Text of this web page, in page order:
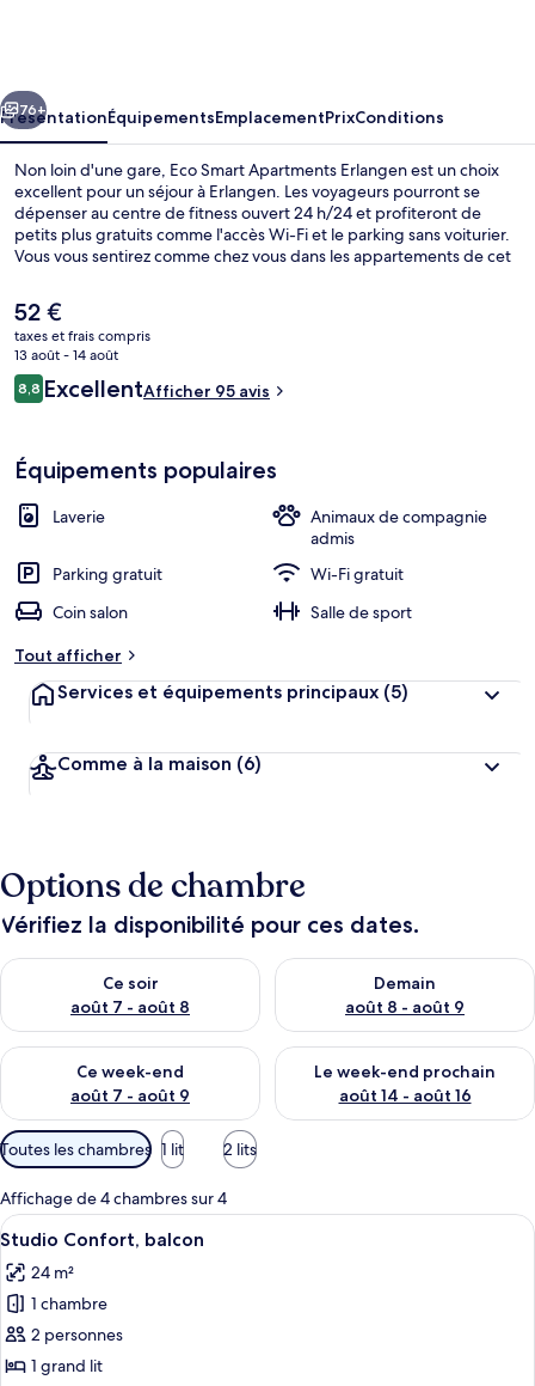
Suivant
76+
PrésentationÉquipementsEmplacementPrixConditions
Non loin d'une gare, Eco Smart Apartments Erlangen est un choix
excellent pour un séjour à Erlangen. Les voyageurs pourront se
dépenser au centre de fitness ouvert 24 h/24 et profiteront de
petits plus gratuits comme l'accès Wi-Fi et le parking sans voiturier.
Vous vous sentirez comme chez vous dans les appartements de cet
réfrigérateur, un micro-ondes, un balcon et un espace bureau.
Le
prix
actuel
est
de
52 €
taxes et frais compris
13 août - 14 août
Avis
voyageurs
8,88,8 sur 10
ExcellentAfficher 95 avis
Équipements populaires
Laverie
Animaux de compagnie
admis
Parking gratuit
Wi-Fi gratuit
Coin salon
Salle de sport
Tout afficher
Services et équipements principaux (5)
Comme à la maison (6)
Options de chambre
Vérifiez la disponibilité pour ces dates.
Ce soir
août 7 - août 8
Vérifier la disponibilité pour ce soir août 7 - août 8
Demain
août 8 - août 9
Vérifier la disponibilité pour
Ce week-end
août 7 - août 9
Vérifier la disponibilité pour ce week-end août 7 - août 9
Le week-end prochain
août 14 - août 16
Vérifier la disponibilité pour
Filtres
disponibles
pour
les
chambres
Toutes les chambres 1 lit 2 lits
Affichage de 4 chambres sur 4
Afficher
toutes
les
photos
pour
ce
Une chambre à coucher bien
12
Studio Confort, balcon
24 m²
1 chambre
2 personnes
1 grand lit